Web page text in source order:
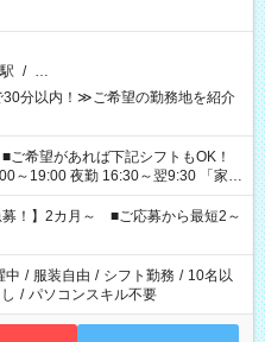
/ …
分以内！≫ご希望の勤務地を紹介
19:00 夜勤 16:30～翌9:30 「家族
を持って夕飯の準備がしたい」
い」 など、ご希望を教えてください
時間。 合計で週40時間を超える場
募！】2カ月～ ■ご応募から最短2～
中 / 服装自由 / シフト勤務 / 10名以
/ パソコンスキル不要